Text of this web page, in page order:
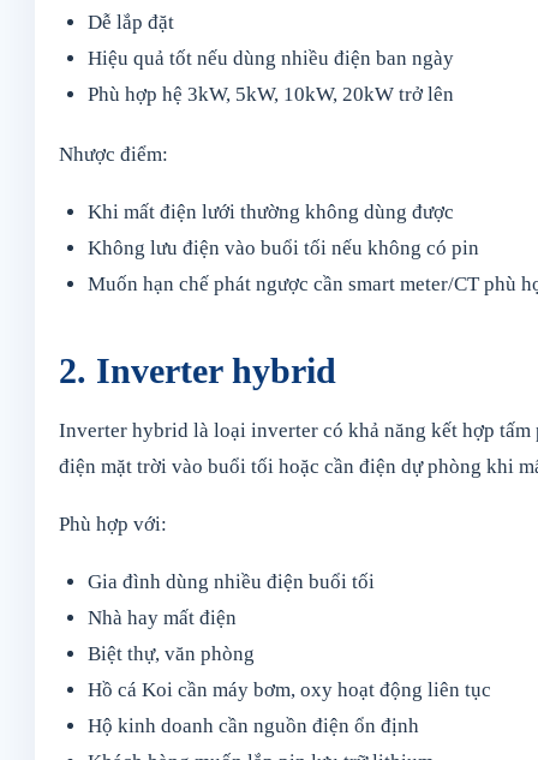
Dễ lắp đặt
Hiệu quả tốt nếu dùng nhiều điện ban ngày
Phù hợp hệ 3kW, 5kW, 10kW, 20kW trở lên
Nhược điểm:
Khi mất điện lưới thường không dùng được
Không lưu điện vào buổi tối nếu không có pin
Muốn hạn chế phát ngược cần smart meter/CT phù
2. Inverter hybrid
Inverter hybrid là loại inverter có khả năng kết hợp
điện mặt trời vào buổi tối hoặc cần điện dự phòng khi
Phù hợp với:
Gia đình dùng nhiều điện buổi tối
Nhà hay mất điện
Biệt thự, văn phòng
Hồ cá Koi cần máy bơm, oxy hoạt động liên tục
Hộ kinh doanh cần nguồn điện ổn định